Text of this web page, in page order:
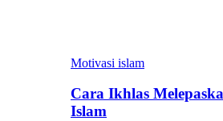
Motivasi islam
Cara Ikhlas
Islam